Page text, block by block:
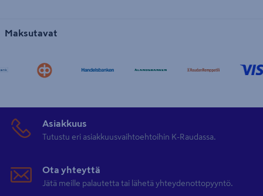
Maksutavat
Asiakkuus
Tutustu eri asiakkuusvaihtoehtoihin K-Raudassa.
Ota yhteyttä
Jätä meille palautetta tai lähetä yhteydenottopyyntö.